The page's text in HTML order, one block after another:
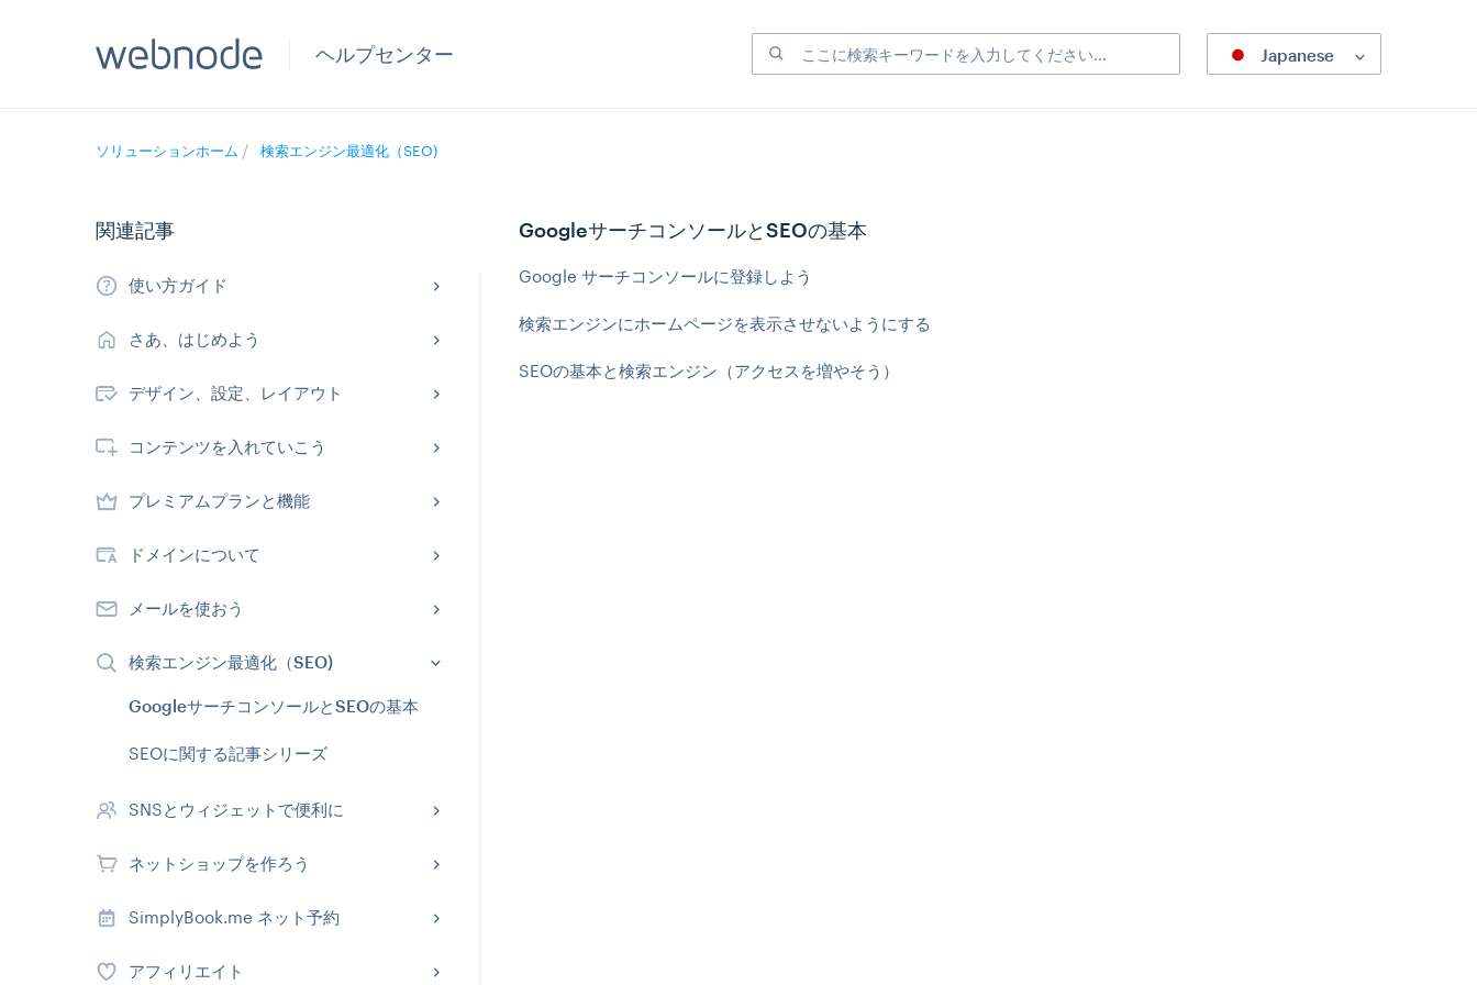
ヘルプセンター Japanese
ソリューションホーム 検索エンジン最適化（SEO)
GoogleサーチコンソールとSEOの基本
Google サーチコンソールに登録しよう
検索エンジンにホームページを表示させないようにする
SEOの基本と検索エンジン（アクセスを増やそう）
関連記事
使い方ガイド
さあ、はじめよう
デザイン、設定、レイアウト
コンテンツを入れていこう
プレミアムプランと機能
ドメインについて
メールを使おう
検索エンジン最適化（SEO)
GoogleサーチコンソールとSEOの基本
SEOに関する記事シリーズ
SNSとウィジェットで便利に
ネットショップを作ろう
SimplyBook.me ネット予約
アフィリエイト